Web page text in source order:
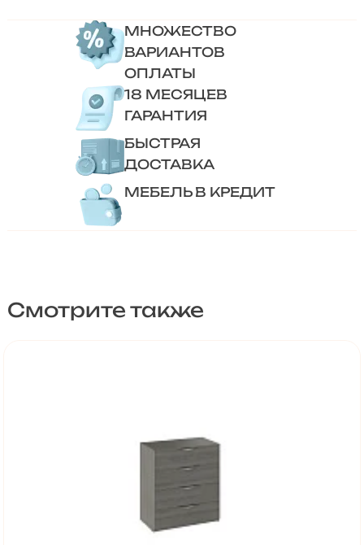
МНОЖЕСТВО
ВАРИАНТОВ
ОПЛАТЫ
18 МЕСЯЦЕВ
ГАРАНТИЯ
БЫСТРАЯ
ДОСТАВКА
МЕБЕЛЬ В КРЕДИТ
Смотрите также